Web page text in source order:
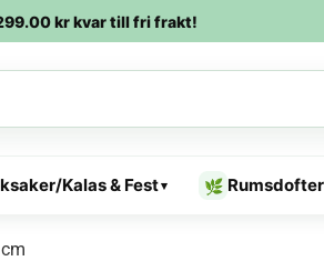
krkvar till fri frakt!
Kalas & Fest▾ 🌿 Rumsdofter